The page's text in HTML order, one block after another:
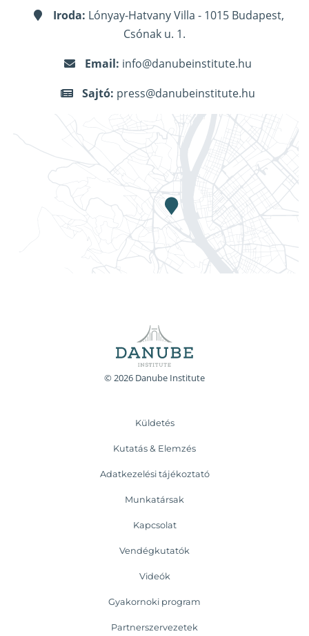
Iroda: Lónyay-Hatvany Villa - 1015 Budapest,
Csónak u. 1.
Email: info@danubeinstitute.hu
Sajtó: press@danubeinstitute.hu
© 2026 Danube Institute
Küldetés
Kutatás & Elemzés
Adatkezelési tájékoztató
Munkatársak
Kapcsolat
Vendégkutatók
Videók
Gyakornoki program
Partnerszervezetek